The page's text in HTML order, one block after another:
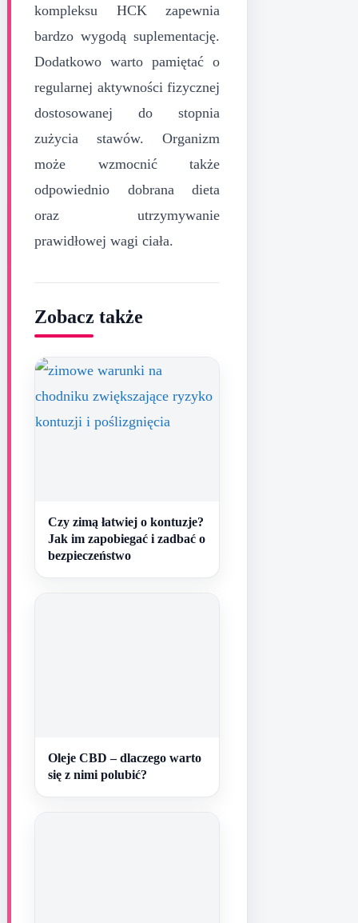
kompleksu HCK zapewnia
bardzo wygodą suplementację.
Dodatkowo warto pamiętać o
regularnej aktywności fizycznej
dostosowanej do stopnia
zużycia stawów. Organizm
może wzmocnić także
odpowiednio dobrana dieta
oraz utrzymywanie
prawidłowej wagi ciała.
Zobacz także
Czy zimą łatwiej o kontuzje?
Jak im zapobiegać i zadbać o
bezpieczeństwo
Oleje CBD – dlaczego warto
się z nimi polubić?